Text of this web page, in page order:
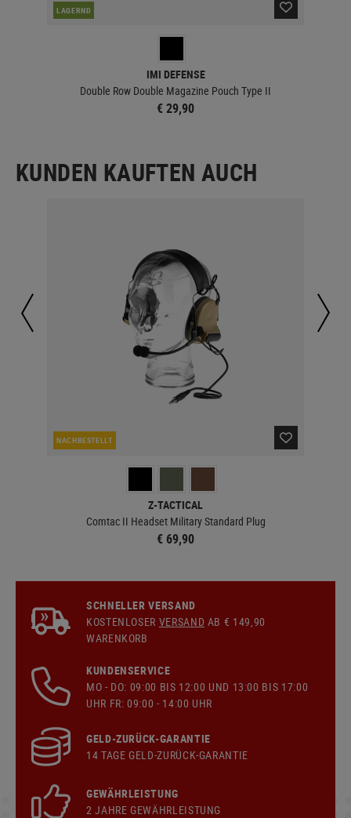
LAGERND
IMI DEFENSE
Double Row Double Magazine Pouch Type II
€ 29,90
KUNDEN KAUFTEN AUCH
NACHBESTELLT
Z-TACTICAL
Comtac II Headset Military Standard Plug
€ 69,90
SCHNELLER VERSAND
KOSTENLOSER VERSAND AB € 149,90
WARENKORB
KUNDENSERVICE
MO - DO: 09:00 BIS 12:00 UND 13:00 BIS 17:00
UHR FR: 09:00 - 14:00 UHR
GELD-ZURÜCK-GARANTIE
14 TAGE GELD-ZURÜCK-GARANTIE
GEWÄHRLEISTUNG
2 JAHRE GEWÄHRLEISTUNG